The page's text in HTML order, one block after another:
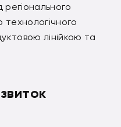
лінійкою та